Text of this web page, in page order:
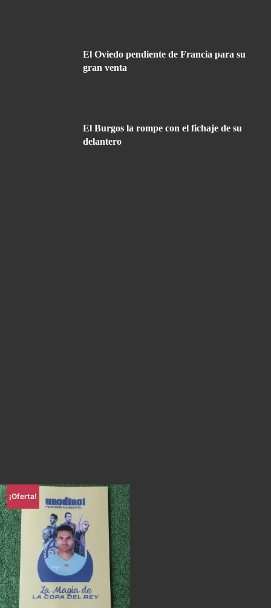
El Oviedo pendiente de Francia para su
gran venta
El Burgos la rompe con el fichaje de su
delantero
¡Oferta!